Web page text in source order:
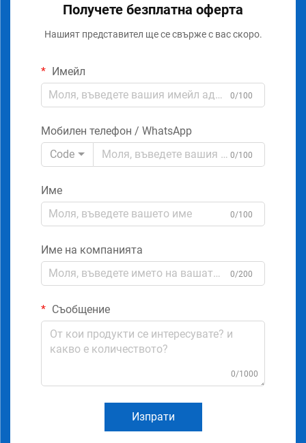
Получете безплатна оферта
Нашият представител ще се свърже с вас скоро.
Имейл
0/100
Мобилен телефон / WhatsApp
Code
0/100
Име
0/100
Име на компанията
0/200
Съобщение
0/1000
Изпрати